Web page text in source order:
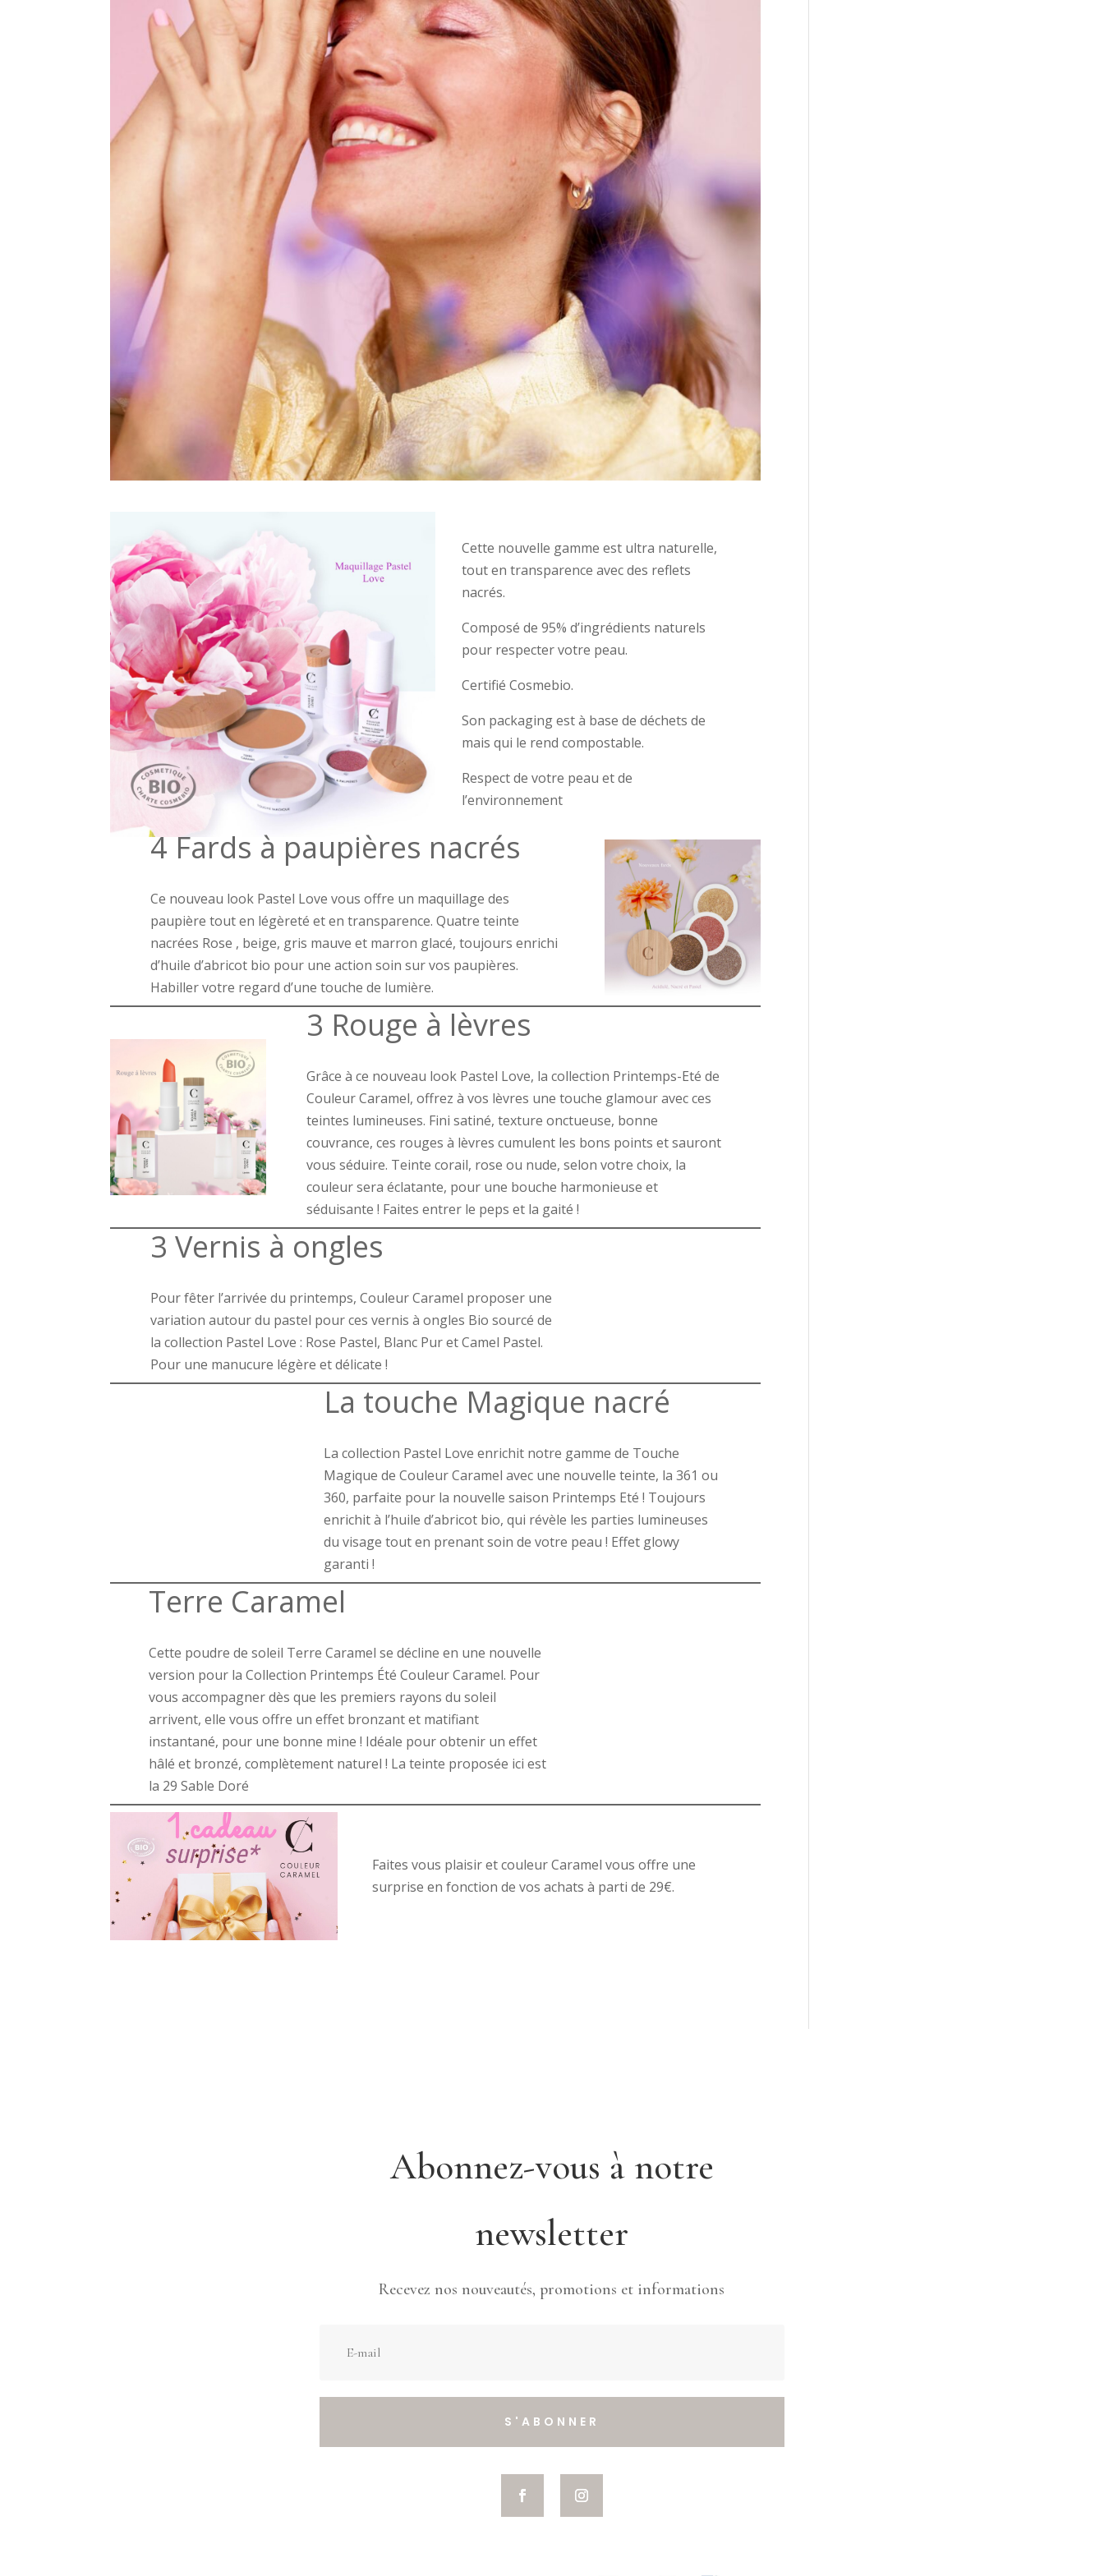
Cette nouvelle gamme est ultra naturelle,
tout en transparence avec des reflets
nacrés.
Composé de 95% d’ingrédients naturels
pour respecter votre peau.
Certifié Cosmebio.
Son packaging est à base de déchets de
mais qui le rend compostable.
Respect de votre peau et de
l’environnement
4 Fards à paupières nacrés
Ce nouveau look Pastel Love vous offre un maquillage des
paupière tout en légèreté et en transparence. Quatre teinte
nacrées Rose , beige, gris mauve et marron glacé, toujours enrichi
d’huile d’abricot bio pour une action soin sur vos paupières.
Habiller votre regard d’une touche de lumière.
3 Rouge à lèvres
Grâce à ce nouveau look Pastel Love, la collection Printemps-Eté de
Couleur Caramel, offrez à vos lèvres une touche glamour avec ces
teintes lumineuses. Fini satiné, texture onctueuse, bonne
couvrance, ces rouges à lèvres cumulent les bons points et sauront
vous séduire. Teinte corail, rose ou nude, selon votre choix, la
couleur sera éclatante, pour une bouche harmonieuse et
séduisante ! Faites entrer le peps et la gaité !
3 Vernis à ongles
Pour fêter l’arrivée du printemps, Couleur Caramel proposer une
variation autour du pastel pour ces vernis à ongles Bio sourcé de
la collection Pastel Love : Rose Pastel, Blanc Pur et Camel Pastel.
Pour une manucure légère et délicate !
La touche Magique nacré
La collection Pastel Love enrichit notre gamme de Touche
Magique de Couleur Caramel avec une nouvelle teinte, la 361 ou
360, parfaite pour la nouvelle saison Printemps Eté ! Toujours
enrichit à l’huile d’abricot bio, qui révèle les parties lumineuses
du visage tout en prenant soin de votre peau ! Effet glowy
garanti !
Terre Caramel
Cette poudre de soleil Terre Caramel se décline en une nouvelle
version pour la Collection Printemps Été Couleur Caramel. Pour
vous accompagner dès que les premiers rayons du soleil
arrivent, elle vous offre un effet bronzant et matifiant
instantané, pour une bonne mine ! Idéale pour obtenir un effet
hâlé et bronzé, complètement naturel ! La teinte proposée ici est
la 29 Sable Doré
Faites vous plaisir et couleur Caramel vous offre une
surprise en fonction de vos achats à parti de 29€.
Abonnez-vous à notre
newsletter
Recevez nos nouveautés, promotions et informations
S'ABONNER